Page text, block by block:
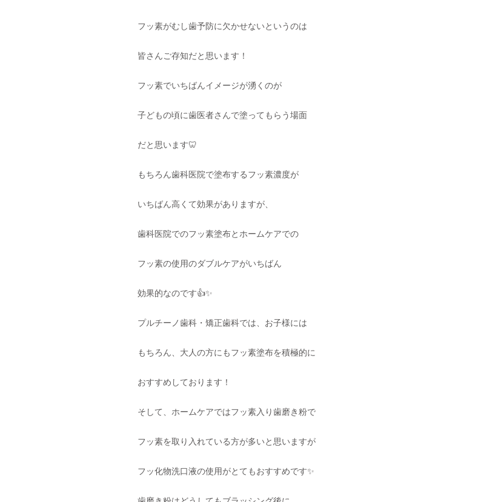
フッ素がむし歯予防に欠かせないというのは
皆さんご存知だと思います！
フッ素でいちばんイメージが湧くのが
子どもの頃に歯医者さんで塗ってもらう場面
だと思います🦷
もちろん歯科医院で塗布するフッ素濃度が
いちばん高くて効果がありますが、
歯科医院でのフッ素塗布とホームケアでの
フッ素の使用のダブルケアがいちばん
効果的なのです👍✨
プルチーノ歯科・矯正歯科では、お子様には
もちろん、大人の方にもフッ素塗布を積極的に
おすすめしております！
そして、ホームケアではフッ素入り歯磨き粉で
フッ素を取り入れている方が多いと思いますが
フッ化物洗口液の使用がとてもおすすめです✨